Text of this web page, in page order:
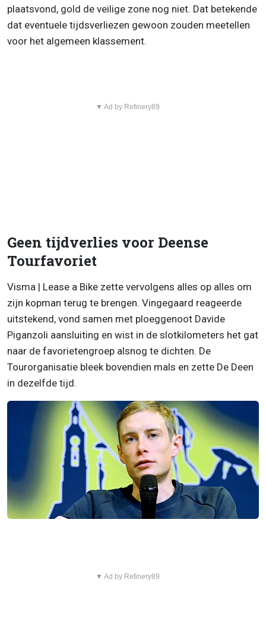
plaatsvond, gold de veilige zone nog niet. Dat betekende
dat eventuele tijdsverliezen gewoon zouden meetellen
voor het algemeen klassement.
▼ Ad by Refinery89
Geen tijdverlies voor Deense
Tourfavoriet
Visma | Lease a Bike zette vervolgens alles op alles om
zijn kopman terug te brengen. Vingegaard reageerde
uitstekend, vond samen met ploeggenoot Davide
Piganzoli aansluiting en wist in de slotkilometers het gat
naar de favorietengroep alsnog te dichten. De
Tourorganisatie bleek bovendien mals en zette De Deen
in dezelfde tijd.
▼ Ad by Refinery89